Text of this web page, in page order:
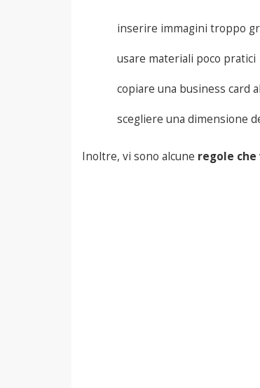
inserire immagini troppo
usare materiali poco pratici
copiare una business card
scegliere una dimensione
Inoltre, vi sono alcune regole